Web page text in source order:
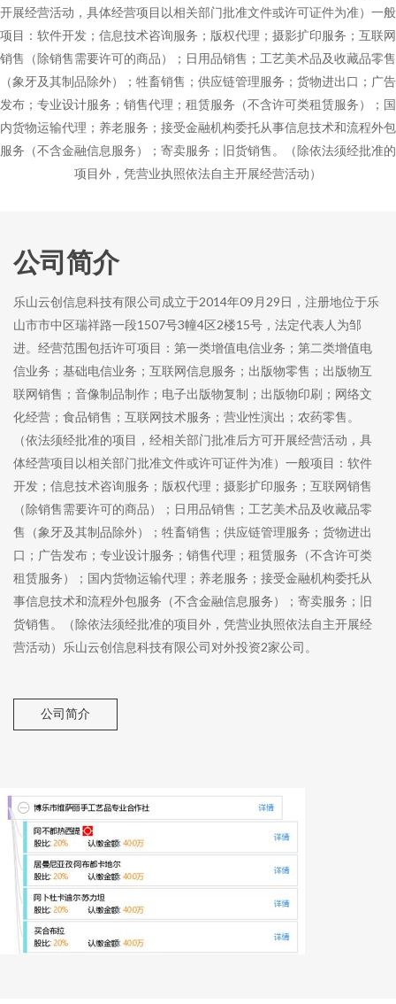
开展经营活动，具体经营项目以相关部门批准文件或许可证件为准）一般
项目：软件开发；信息技术咨询服务；版权代理；摄影扩印服务；互联网
销售（除销售需要许可的商品）；日用品销售；工艺美术品及收藏品零售
（象牙及其制品除外）；牲畜销售；供应链管理服务；货物进出口；广告
发布；专业设计服务；销售代理；租赁服务（不含许可类租赁服务）；国
内货物运输代理；养老服务；接受金融机构委托从事信息技术和流程外包
服务（不含金融信息服务）；寄卖服务；旧货销售。（除依法须经批准的
项目外，凭营业执照依法自主开展经营活动）
公司简介
乐山云创信息科技有限公司成立于2014年09月29日，注册地位于乐
山市市中区瑞祥路一段1507号3幢4区2楼15号，法定代表人为邹
进。经营范围包括许可项目：第一类增值电信业务；第二类增值电
信业务；基础电信业务；互联网信息服务；出版物零售；出版物互
联网销售；音像制品制作；电子出版物复制；出版物印刷；网络文
化经营；食品销售；互联网技术服务；营业性演出；农药零售。
（依法须经批准的项目，经相关部门批准后方可开展经营活动，具
体经营项目以相关部门批准文件或许可证件为准）一般项目：软件
开发；信息技术咨询服务；版权代理；摄影扩印服务；互联网销售
（除销售需要许可的商品）；日用品销售；工艺美术品及收藏品零
售（象牙及其制品除外）；牲畜销售；供应链管理服务；货物进出
口；广告发布；专业设计服务；销售代理；租赁服务（不含许可类
租赁服务）；国内货物运输代理；养老服务；接受金融机构委托从
事信息技术和流程外包服务（不含金融信息服务）；寄卖服务；旧
货销售。（除依法须经批准的项目外，凭营业执照依法自主开展经
营活动）乐山云创信息科技有限公司对外投资2家公司。
公司简介